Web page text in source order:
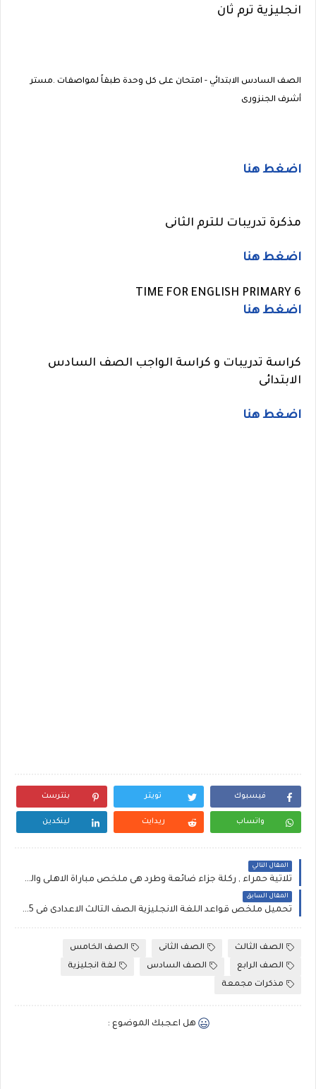
انجليزية ترم ثان
الصف السادس الابتدائي - امتحان على كل وحدة طبقاً لمواصفات .مستر
أشرف الجنزورى
اضغط هنا
مذكرة تدريبات للترم الثانى
اضغط هنا
TIME FOR ENGLISH PRIMARY 6
اضغط هنا
كراسة تدريبات و كراسة الواجب الصف السادس
الابتدائى
اضغط هنا
فيسبوك تويتر بنترست
واتساب ريدايت لينكدين
المقال التالي
ثلاثية حمراء , ركلة جزاء ضائعة وطرد هى ملخص مباراة الاهلى والزمالك فى الدورى المصرى
المقال السابق
تحميل ملخص قواعد اللغة الانجليزية الصف الثالث الاعدادى فى 5 صفحات
الصف الثالث الصف الثانى
الصف الخامس
الصف الرابع
الصف السادس
لغة انجليزية
مذكرات مجمعة
هل اعجبك الموضوع :